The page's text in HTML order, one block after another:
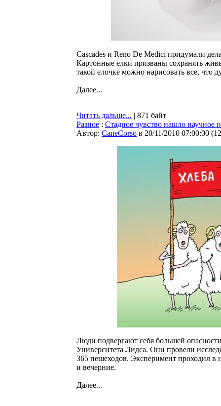
Cascades и Reno De Medici придумали
Картонные елки призваны сохранять
такой елочке можно нарисовать все,
Далее...
Читать дальше... | 871 байт
Разное : Стадное чувство нашло научное
Автор: CaneCorso в 20/11/2010 07:00:00 (
Люди подвергают себя большей
Университета Лидса. Они провели
365 пешеходов. Эксперимент проходил в
и вечерние.
Далее...